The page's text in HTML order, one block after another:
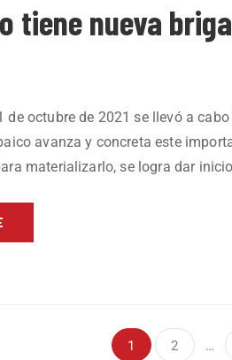
tiene nueva
de octubre de 2021 se llevó a
avanza y concreta este
materializarlo, se logra dar
1 2 …